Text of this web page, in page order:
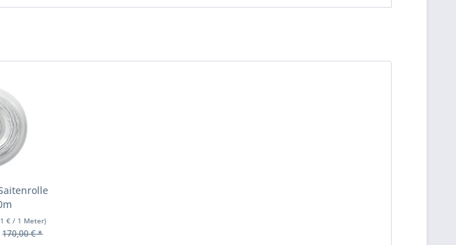
€/ 1 Meter)
170,00 € *